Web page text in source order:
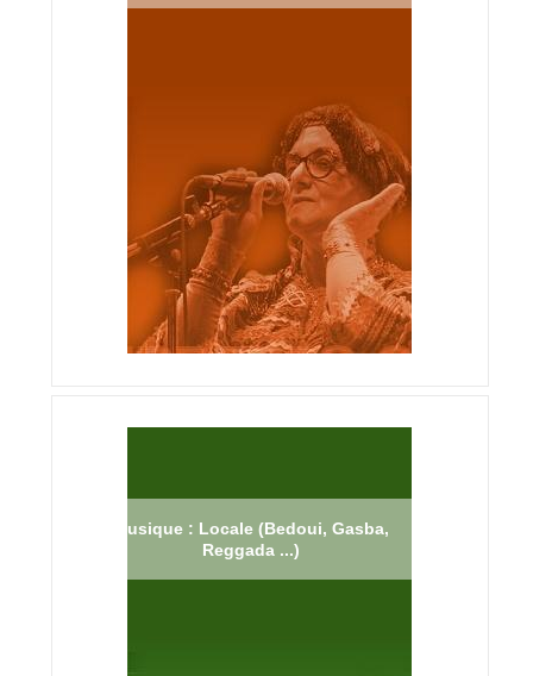
Musique : Locale (Bedoui, Gasba,
Reggada ...)